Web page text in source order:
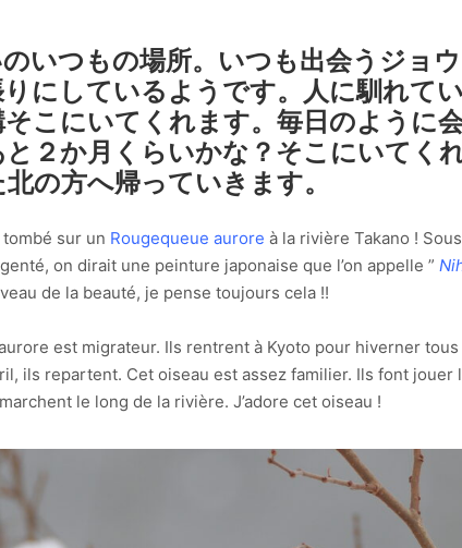
いつもの場所。いつも出会うジョ
にしているようです。人に馴れて
こにいてくれます。毎日のように
と２か月くらいかな？そこにいてく
の方へ帰っていきます。
sur un Rougequeue aurore à la rivière Takano !
on dirait une peinture japonaise que l’on appelle ”
de la beauté, je pense toujours cela !!
est migrateur. Ils rentrent à Kyoto pour hiverner
ils repartent. Cet oiseau est assez familier. Ils font jouer
le long de la rivière. J’adore cet oiseau !